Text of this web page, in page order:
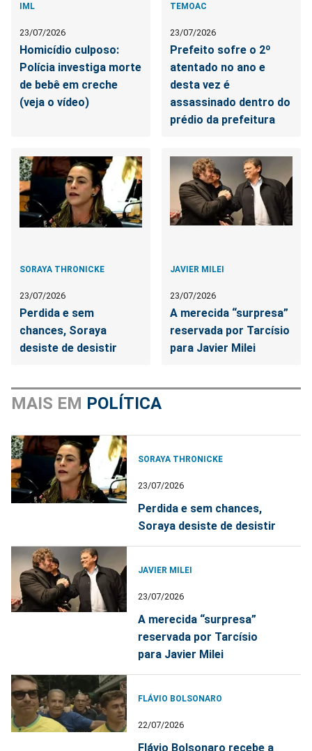
IML
23/07/2026
Homicídio culposo:
Polícia investiga morte
de bebê em creche
(veja o vídeo)
TEMOAC
23/07/2026
Prefeito sofre o 2º
atentado no ano e
desta vez é
assassinado dentro do
prédio da prefeitura
SORAYA THRONICKE
23/07/2026
Perdida e sem
chances, Soraya
desiste de desistir
JAVIER MILEI
23/07/2026
A merecida “surpresa”
reservada por Tarcísio
para Javier Milei
MAIS EM POLÍTICA
SORAYA THRONICKE
23/07/2026
Perdida e sem chances,
Soraya desiste de desistir
JAVIER MILEI
23/07/2026
A merecida “surpresa”
reservada por Tarcísio
para Javier Milei
FLÁVIO BOLSONARO
22/07/2026
Flávio Bolsonaro recebe a